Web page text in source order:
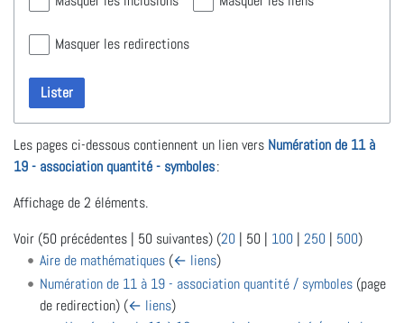
Masquer les redirections
Lister
Les pages ci-dessous contiennent un lien vers Numération de 11 à
19 - association quantité - symboles:
Affichage de 2 éléments.
Voir (50 précédentes | 50 suivantes) (20 | 50 | 100 | 250 | 500)
Aire de mathématiques (← liens)
Numération de 11 à 19 - association quantité / symboles(page
de redirection) (← liens)